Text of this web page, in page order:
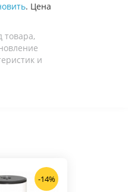
. Цена
товара,
и
-14%